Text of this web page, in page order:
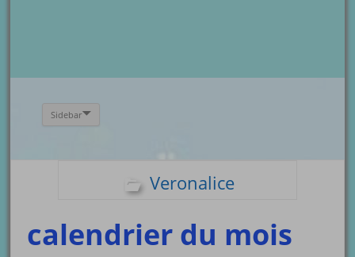
Sidebar
Veronalice
calendrier du mois